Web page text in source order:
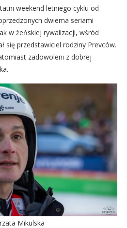
weekend letniego cyklu od
dwiema seriami
w żeńskiej rywalizacji, wśród
się przedstawiciel rodziny Prevców.
zadowoleni z dobrej
Mikulska